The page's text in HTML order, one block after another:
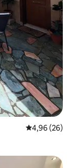
4,96 de uma
4,96 (26)